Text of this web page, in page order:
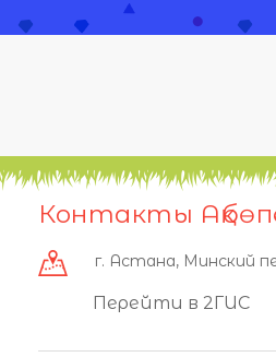
Контакты
г. Астана, Минский
Перейти в 2ГИС